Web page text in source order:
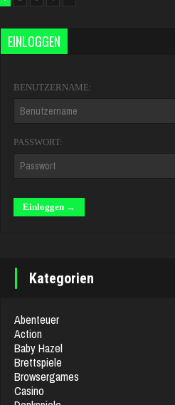
EINLOGGEN
BENUTZERNAME:
PASSWORT:
Kategorien
Abenteuer
Action
Baby Hazel
Brettspiele
Browsergames
Casino